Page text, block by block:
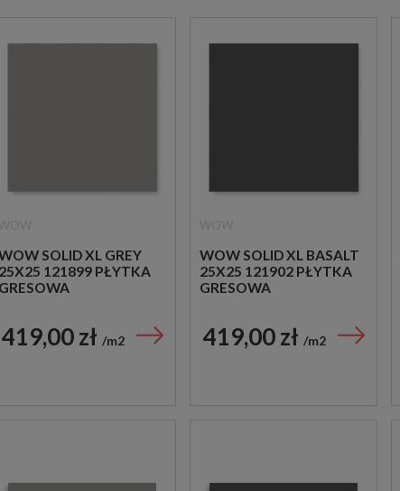
SOLID XL GREY
25X25 121899 PŁYTKA
GRESOWA
419,00 zł m2
WOW SOLID XL BASALT
25X25 121902 PŁYTKA
GRESOWA
419,00 zł m2